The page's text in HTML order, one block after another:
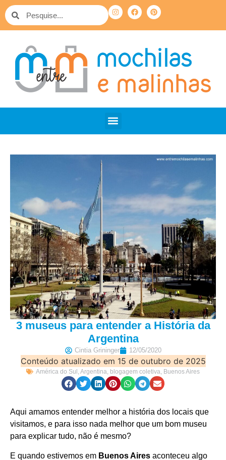
3 museus para entender a História da
Argentina
Cintia Grininger 12/05/2020
Conteúdo atualizado em 15 de outubro de 2025
América do Sul , Argentina, blogagem coletiva, Buenos Aires
Aqui amamos entender melhor a história dos locais que
visitamos, e para isso nada melhor que um bom museu
para explicar tudo, não é mesmo?
E quando estivemos em Buenos Aires aconteceu algo